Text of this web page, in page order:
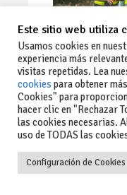
Ago
La Junta
A381 por
Este sitio web utiliza
Usamos cookies en
experiencia más
visitas repetidas. Lea
cookies para obtener
Cookies" para
hacer clic en "Rechazar
las cookies necesarias.
uso de TODAS las
Configuración de Cookies